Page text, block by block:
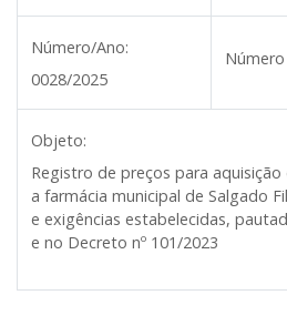
Número/Ano:
0028/2025
Objeto:
Registro de preços para
a farmácia municipal de Salgado
e exigências estabelecidas,
e no Decreto nº 101/2023